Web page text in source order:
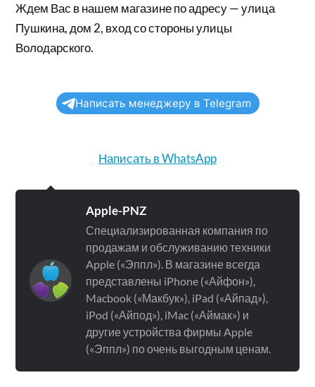
Ждем Вас в нашем магазине по адресу — улица
Пушкина, дом 2, вход со стороны улицы
Володарского.
Написать менеджеру в Telegram
Написать в WhatsApp
Apple-PNZ
Специализированная компания по
продажам и обслуживанию техники
Apple («Эппл»). В магазине всегда
представлены iPhone («Айфон»),
Macbook («Макбук»), iPad («Айпад»),
iPod («Айпод»), iMac («Аймак») и
другие устройства фирмы Apple
(«Эппл») по очень выгодным ценам.